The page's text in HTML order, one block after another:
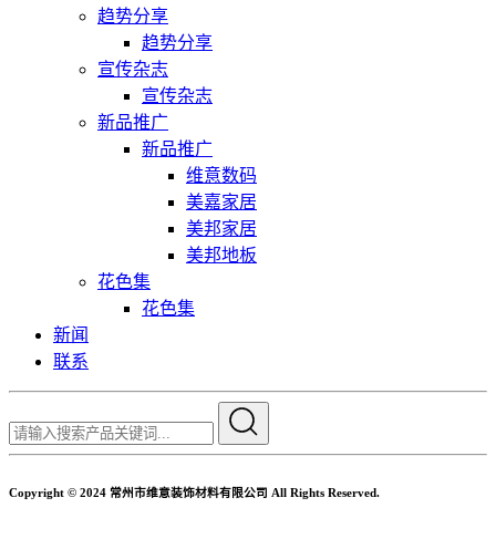
趋势分享
趋势分享
宣传杂志
宣传杂志
新品推广
新品推广
维意数码
美嘉家居
美邦家居
美邦地板
花色集
花色集
新闻
联系
Copyright © 2024 常州市维意装饰材料有限公司 All Rights Reserved.